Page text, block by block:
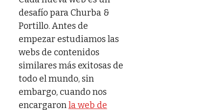
desafío para Churba &
Portillo. Antes de
empezar estudiamos las
webs de contenidos
similares más exitosas de
todo el mundo, sin
embargo, cuando nos
encargaronla web de